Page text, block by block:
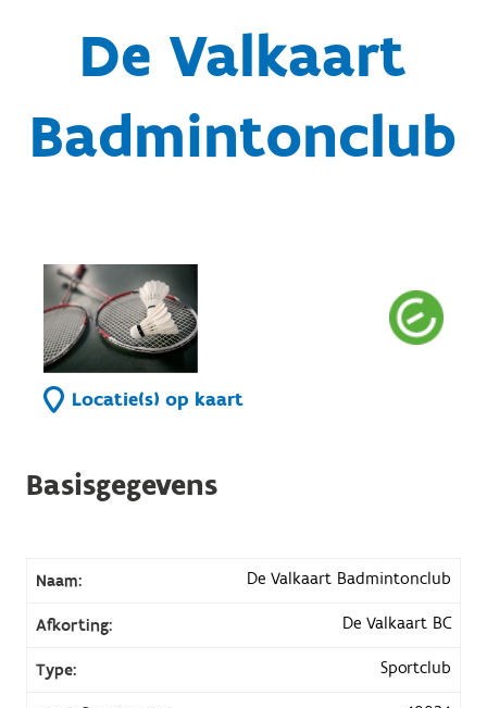
De Valkaart
Badmintonclub
Locatie(s) op kaart
Basisgegevens
Naam: De Valkaart Badmintonclub
Afkorting: De Valkaart BC
Type: Sportclub